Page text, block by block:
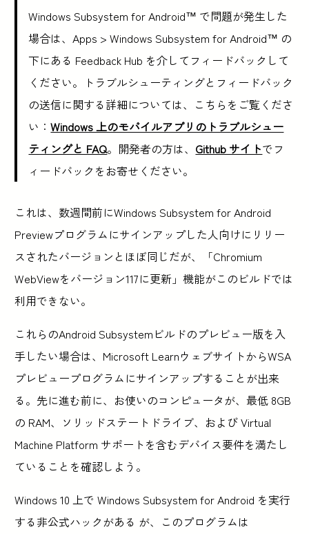
Windows Subsystem for Android™ で問題が発生した
場合は、Apps > Windows Subsystem for Android™ の
下にある Feedback Hub を介してフィードバックして
ください。トラブルシューティングとフィードバック
の送信に関する詳細については、こちらをご覧くださ
い：Windows 上のモバイルアプリのトラブルシュー
ティングと FAQ。開発者の方は、 Github サイトでフ
ィードバックをお寄せください。
これは、数週間前にWindows Subsystem for Android
Previewプログラムにサインアップした人向けにリリー
スされたバージョンとほぼ同じだが、「Chromium
WebViewをバージョン117に更新」機能がこのビルドでは
利用できない。
これらのAndroid Subsystemビルドのプレビュー版を入
手したい場合は、Microsoft LearnウェブサイトからWSA
プレビュープログラムにサインアップすることが出来
る。先に進む前に、お使いのコンピュータが、最低 8GB
の RAM、ソリッドステートドライブ、および Virtual
Machine Platform サポートを含むデバイス要件を満たし
ていることを確認しよう。
Windows 10 上で Windows Subsystem for Android を実行
する非公式ハックがある が、このプログラムは